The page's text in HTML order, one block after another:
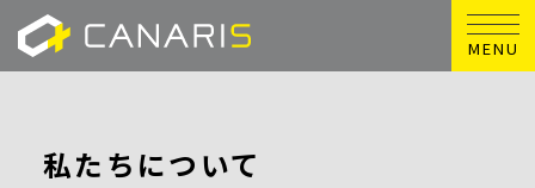
MENU
私たちについて